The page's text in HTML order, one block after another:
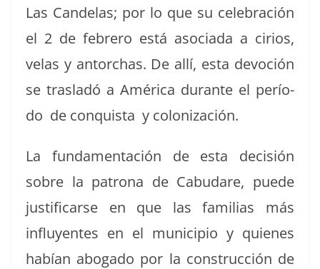
Las Can­de­las; por lo que su cel­e­bración
el 2 de febrero está aso­ci­a­da a cirios,
velas y antor­chas. De allí, esta devo­ción
se trasladó a Améri­ca durante el perío­
do de con­quista y colonización.
La fun­da­mentación de esta decisión
sobre la patrona de Cabu­dare, puede
jus­ti­fi­carse en que las famil­ias más
influyentes en el munici­pio y quienes
habían abo­ga­do por la con­struc­ción de